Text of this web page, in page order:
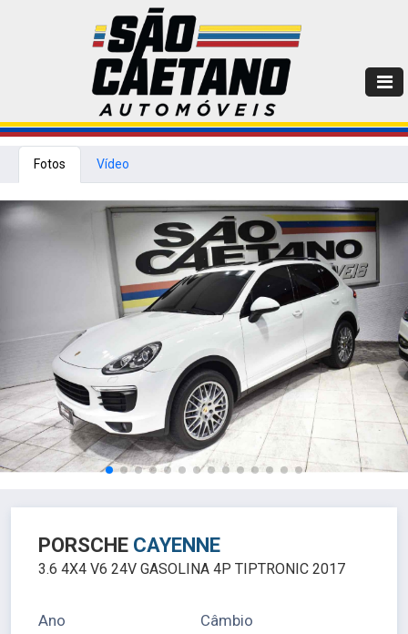
Fotos Vídeo
PORSCHE CAYENNE
3.6 4X4 V6 24V GASOLINA 4P TIPTRONIC 2017
Ano Câmbio